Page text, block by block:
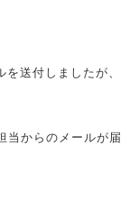
送付しましたが、
当からのメールが届